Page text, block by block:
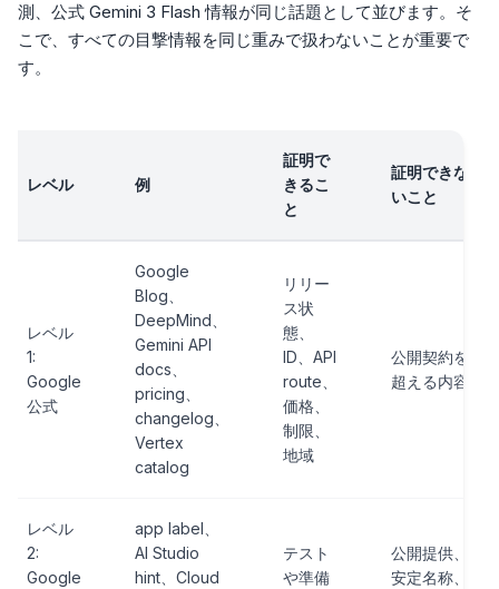
測、公式 Gemini 3 Flash 情報が同じ話題として並びます。そ
こで、すべての目撃情報を同じ重みで扱わないことが重要で
す。
レベル 例
証明で
きるこ
と
証明できな
いこと
レベル
1:
Google
公式
Google
Blog、
DeepMind、
Gemini API
docs、
pricing、
changelog、
Vertex
catalog
リリー
ス状
態、
ID、API
route、
価格、
制限、
地域
公開契約を
超える内容
レベル
2:
Google
app label、
AI Studio
hint、Cloud
テスト
や準備
公開提供、
安定名称、